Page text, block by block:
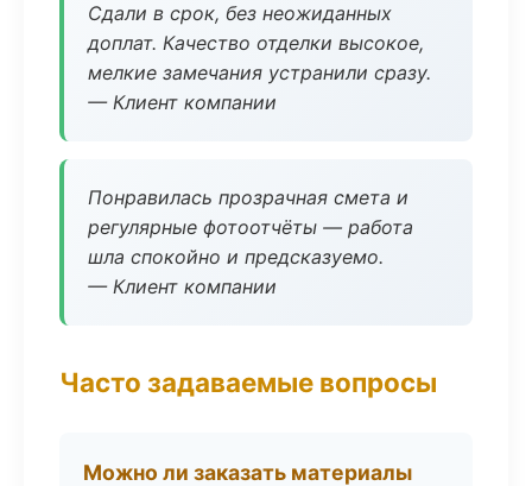
Сдали в срок, без неожиданных
доплат. Качество отделки высокое,
мелкие замечания устранили сразу.
— Клиент компании
Понравилась прозрачная смета и
регулярные фотоотчёты — работа
шла спокойно и предсказуемо.
— Клиент компании
Часто задаваемые вопросы
Можно ли заказать материалы